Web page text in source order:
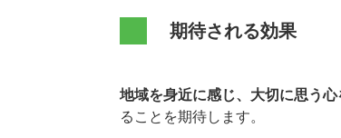
期待される効果
地域を身近に感じ、大切に思う心
ることを期待します。